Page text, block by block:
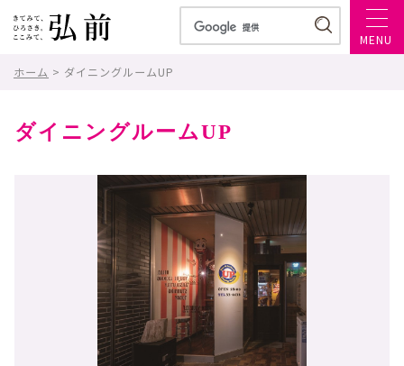
MENU
ホーム > ダイニングルームUP
ダイニングルームUP